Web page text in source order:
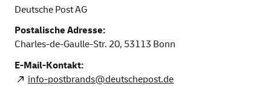
Deutsche Post AG
Postalische Adresse:
Charles-de-Gaulle-Str. 20, 53113 Bonn
E-Mail-Kontakt:
info-postbrands@deutschepost.de